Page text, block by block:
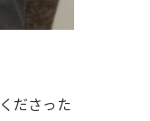
ださった